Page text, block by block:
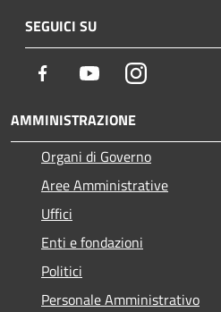
SEGUICI SU
Facebook YoutubeInstagram
AMMINISTRAZIONE
Organi di Governo
Aree Amministrative
Uffici
Enti e fondazioni
Politici
Personale Amministrativo